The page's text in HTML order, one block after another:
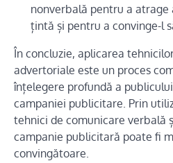
nonverbală pentru a
țintă și pentru a convinge-l
În concluzie, aplicarea
advertoriale este un proces
înțelegere profundă a
campaniei publicitare. Prin
tehnici de comunicare verbală
campanie publicitară poate fi
convingătoare.